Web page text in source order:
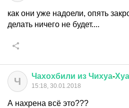
как они уже надоели, опять
делать ничего не будет....
Ч Чахохбили из Чихуа-Хуа
15:18, 30.01.2018
А нахрена всё это???